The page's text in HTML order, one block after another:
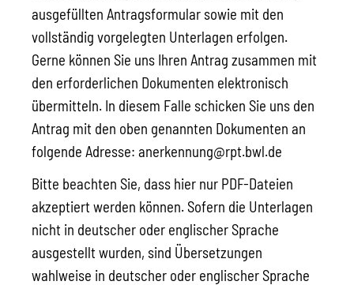
ausgefüllten Antragsformular sowie mit den
vollständig vorgelegten Unterlagen erfolgen.
Gerne können Sie uns Ihren Antrag zusammen mit
den erforderlichen Dokumenten elektronisch
übermitteln. In diesem Falle schicken Sie uns den
Antrag mit den oben genannten Dokumenten an
folgende Adresse: anerkennung@rpt.bwl.de
Bitte beachten Sie, dass hier nur PDF-Dateien
akzeptiert werden können. Sofern die Unterlagen
nicht in deutscher oder englischer Sprache
ausgestellt wurden, sind Übersetzungen
wahlweise in deutscher oder englischer Sprache